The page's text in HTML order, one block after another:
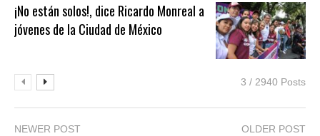
¡No están solos!, dice Ricardo Monreal a
jóvenes de la Ciudad de México
3 / 2940 Posts
NEWER POST OLDER POST